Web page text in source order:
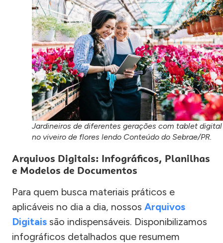
Jardineiros de diferentes gerações com tablet digital
no viveiro de flores lendo Conteúdo do Sebrae/PR.
Arquivos Digitais: Infográficos, Planilhas
e Modelos de Documentos
Para quem busca materiais práticos e
aplicáveis no dia a dia, nossos Arquivos
Digitais são indispensáveis. Disponibilizamos
infográficos detalhados que resumem